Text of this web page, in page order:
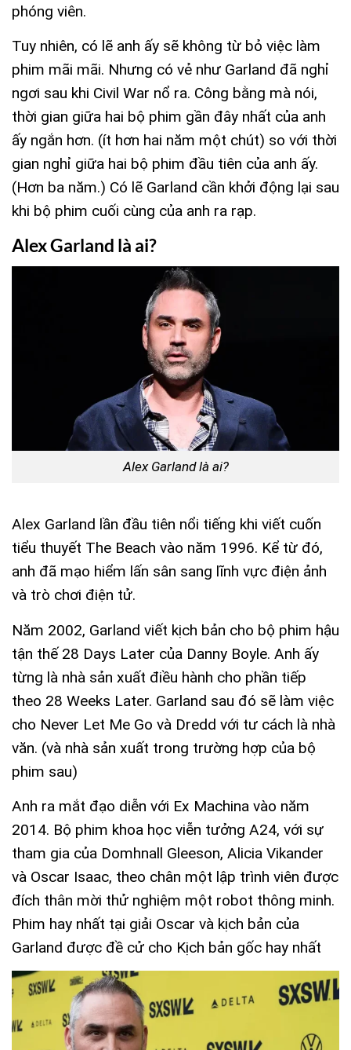
phóng viên.
Tuy nhiên, có lẽ anh ấy sẽ không từ bỏ việc làm
phim mãi mãi. Nhưng có vẻ như Garland đã nghỉ
ngơi sau khi Civil War nổ ra. Công bằng mà nói,
thời gian giữa hai bộ phim gần đây nhất của anh
ấy ngắn hơn. (ít hơn hai năm một chút) so với thời
gian nghỉ giữa hai bộ phim đầu tiên của anh ấy.
(Hơn ba năm.) Có lẽ Garland cần khởi động lại sau
khi bộ phim cuối cùng của anh ra rạp.
Alex Garland là ai?
Alex Garland là ai?
Alex Garland lần đầu tiên nổi tiếng khi viết cuốn
tiểu thuyết The Beach vào năm 1996. Kể từ đó,
anh đã mạo hiểm lấn sân sang lĩnh vực điện ảnh
và trò chơi điện tử.
Năm 2002, Garland viết kịch bản cho bộ phim hậu
tận thế 28 Days Later của Danny Boyle. Anh ấy
từng là nhà sản xuất điều hành cho phần tiếp
theo 28 Weeks Later. Garland sau đó sẽ làm việc
cho Never Let Me Go và Dredd với tư cách là nhà
văn. (và nhà sản xuất trong trường hợp của bộ
phim sau)
Anh ra mắt đạo diễn với Ex Machina vào năm
2014. Bộ phim khoa học viễn tưởng A24, với sự
tham gia của Domhnall Gleeson, Alicia Vikander
và Oscar Isaac, theo chân một lập trình viên được
đích thân mời thử nghiệm một robot thông minh.
Phim hay nhất tại giải Oscar và kịch bản của
Garland được đề cử cho Kịch bản gốc hay nhất